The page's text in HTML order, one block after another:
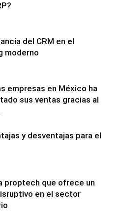
del CRM en el
moderno
empresas en México ha
sus ventas gracias al
y desventajas para el
proptech que ofrece un
en el sector